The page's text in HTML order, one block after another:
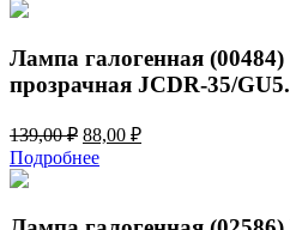
Лампа галогенная
прозрачная JCDR-35/
139,00₽ Первоначальная
цена
составляла
88,00 ₽Текущая
Подробнее